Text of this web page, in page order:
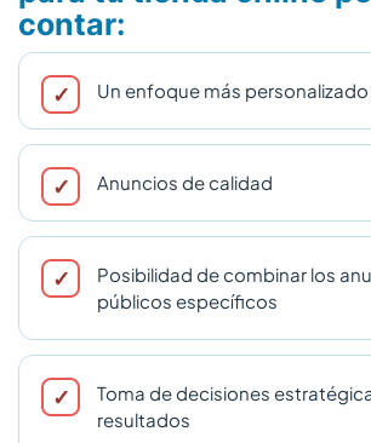
contar:
Un enfoque más
Anuncios de calidad
Posibilidad de combinar los
públicos específicos
Toma de decisiones
resultados